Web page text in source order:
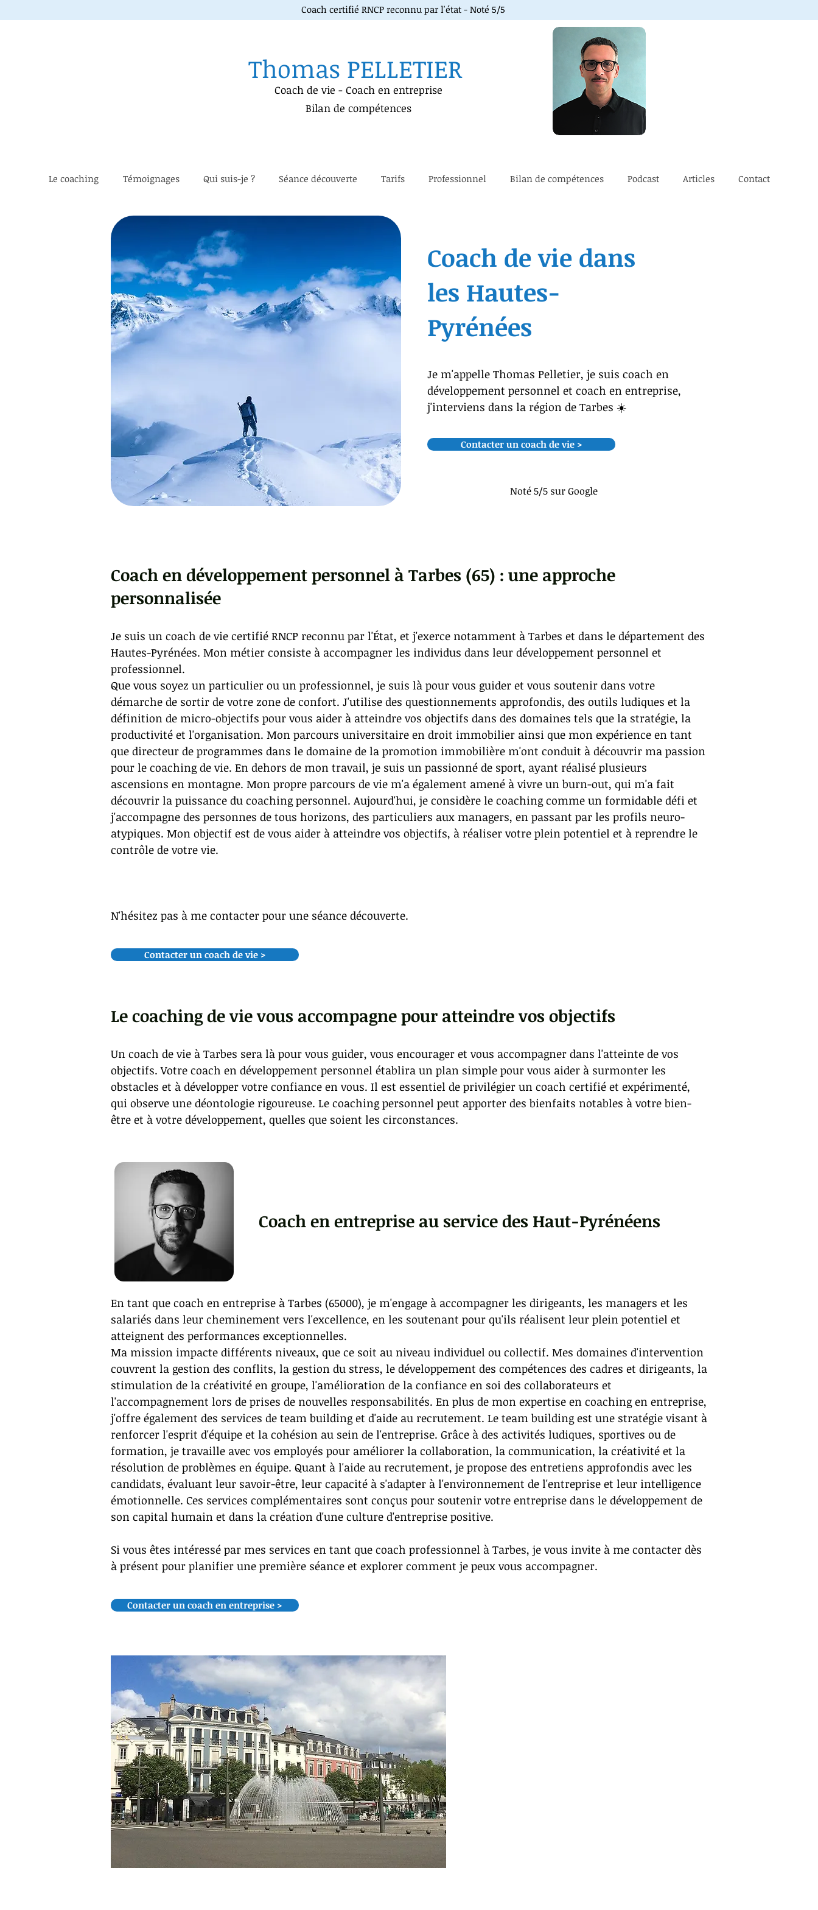
Coach certifié RNCP reconnu par l'état - Noté 5/5
Thomas PELLETIER
Coach de vie - Coach en entreprise
Bilan de compétences
Le coaching Témoignages Qui suis-je ? Séance découverte Tarifs Professionnel Bilan de compétences Podcast Articles Contact
Coach de vie dans
les Hautes-
Pyrénées
Je m'appelle Thomas Pelletier, je suis coach en
développement personnel et coach en entreprise,
j'interviens dans la région de Tarbes ☀️
Contacter un coach de vie >
Noté 5/5 sur Google
Coach en développement personnel à Tarbes (65) : une approche
personnalisée
Je suis un coach de vie certifié RNCP reconnu par l'État, et j'exerce notamment à Tarbes et dans le département des
Hautes-Pyrénées. Mon métier consiste à accompagner les individus dans leur développement personnel et
professionnel.
Que vous soyez un particulier ou un professionnel, je suis là pour vous guider et vous soutenir dans votre
démarche de sortir de votre zone de confort. J'utilise des questionnements approfondis, des outils ludiques et la
définition de micro-objectifs pour vous aider à atteindre vos objectifs dans des domaines tels que la stratégie, la
productivité et l'organisation. Mon parcours universitaire en droit immobilier ainsi que mon expérience en tant
que directeur de programmes dans le domaine de la promotion immobilière m'ont conduit à découvrir ma passion
pour le coaching de vie. En dehors de mon travail, je suis un passionné de sport, ayant réalisé plusieurs
ascensions en montagne. Mon propre parcours de vie m'a également amené à vivre un burn-out, qui m'a fait
découvrir la puissance du coaching personnel. Aujourd'hui, je considère le coaching comme un formidable défi et
j'accompagne des personnes de tous horizons, des particuliers aux managers, en passant par les profils neuro-
atypiques. Mon objectif est de vous aider à atteindre vos objectifs, à réaliser votre plein potentiel et à reprendre le
contrôle de votre vie.
N'hésitez pas à me contacter pour une séance découverte.
Contacter un coach de vie >
Le coaching de vie vous accompagne pour atteindre vos objectifs
Un coach de vie à Tarbes sera là pour vous guider, vous encourager et vous accompagner dans l'atteinte de vos
objectifs. Votre coach en développement personnel établira un plan simple pour vous aider à surmonter les
obstacles et à développer votre confiance en vous. Il est essentiel de privilégier un coach certifié et expérimenté,
qui observe une déontologie rigoureuse. Le coaching personnel peut apporter des bienfaits notables à votre bien-
être et à votre développement, quelles que soient les circonstances.
Coach en entreprise au service des Haut-Pyrénéens
En tant que coach en entreprise à Tarbes (65000), je m'engage à accompagner les dirigeants, les managers et les
salariés dans leur cheminement vers l'excellence, en les soutenant pour qu'ils réalisent leur plein potentiel et
atteignent des performances exceptionnelles.
Ma mission impacte différents niveaux, que ce soit au niveau individuel ou collectif. Mes domaines d'intervention
couvrent la gestion des conflits, la gestion du stress, le développement des compétences des cadres et dirigeants, la
stimulation de la créativité en groupe, l'amélioration de la confiance en soi des collaborateurs et
l'accompagnement lors de prises de nouvelles responsabilités. En plus de mon expertise en coaching en entreprise,
j'offre également des services de team building et d'aide au recrutement. Le team building est une stratégie visant à
renforcer l'esprit d'équipe et la cohésion au sein de l'entreprise. Grâce à des activités ludiques, sportives ou de
formation, je travaille avec vos employés pour améliorer la collaboration, la communication, la créativité et la
résolution de problèmes en équipe. Quant à l'aide au recrutement, je propose des entretiens approfondis avec les
candidats, évaluant leur savoir-être, leur capacité à s'adapter à l'environnement de l'entreprise et leur intelligence
émotionnelle. Ces services complémentaires sont conçus pour soutenir votre entreprise dans le développement de
son capital humain et dans la création d'une culture d'entreprise positive.
Si vous êtes intéressé par mes services en tant que coach professionnel à Tarbes, je vous invite à me contacter dès
à présent pour planifier une première séance et explorer comment je peux vous accompagner.
Contacter un coach en entreprise >